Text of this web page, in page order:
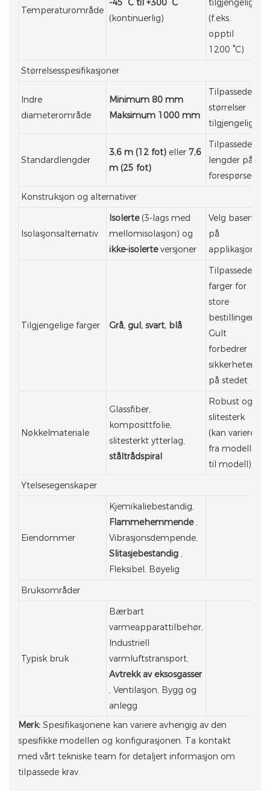
Temperaturområde
-45 °C til +300 °C
(kontinuerlig)
tilgjengelig
(f.eks.
opptil
1200 °C)
Størrelsesspesifikasjoner
Indre
diameterområde
Minimum 80 mm
Maksimum 1000 mm
Tilpassede
størrelser
tilgjengelig
Standardlengder
3,6 m (12 fot) eller 7,6
m (25 fot)
Tilpassede
lengder på
forespørsel
Konstruksjon og alternativer
Isolasjonsalternativ
Isolerte(3-lags med
mellomisolasjon) og
ikke-isolerteversjoner
Velg basert
på
applikasjon
Tilgjengelige farger Grå, gul, svart, blå
Tilpassede
farger for
store
bestillinger;
Gult
forbedrer
sikkerheten
på stedet
Nøkkelmateriale
Glassfiber,
komposittfolie,
slitesterkt ytterlag,
ståltrådspiral
Robust og
slitesterk
(kan variere
fra modell
til modell)
Ytelsesegenskaper
Eiendommer
Kjemikaliebestandig,
Flammehemmende,
Vibrasjonsdempende,
Slitasjebestandig ,
Fleksibel, Bøyelig
Bruksområder
Typisk bruk
Bærbart
varmeapparattilbehør,
Industriell
varmluftstransport,
Avtrekk av eksosgasser
, Ventilasjon, Bygg og
anlegg
Merk: Spesifikasjonene kan variere avhengig av den
spesifikke modellen og konfigurasjonen. Ta kontakt
med vårt tekniske team for detaljert informasjon om
tilpassede krav.